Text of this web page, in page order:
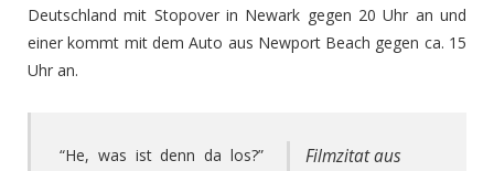
Deutschland mit Stopover in Newark gegen 20 Uhr an und
einer kommt mit dem Auto aus Newport Beach gegen ca. 15
Uhr an.
Filmzitat aus
“He, was ist denn da los?”